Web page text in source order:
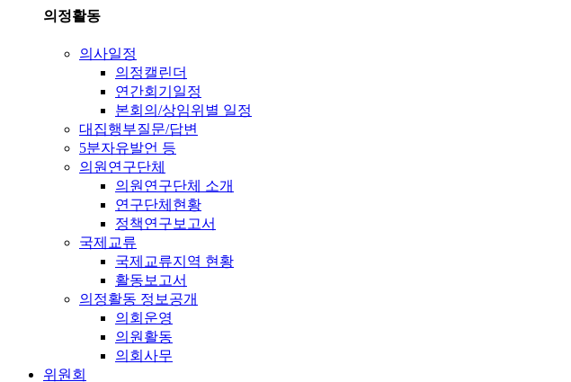
의정활동
의사일정
의정캘린더
연간회기일정
본회의/상임위별 일정
대집행부질문/답변
5분자유발언 등
의원연구단체
의원연구단체 소개
연구단체현황
정책연구보고서
국제교류
국제교류지역 현황
활동보고서
의정활동 정보공개
의회운영
의원활동
의회사무
위원회